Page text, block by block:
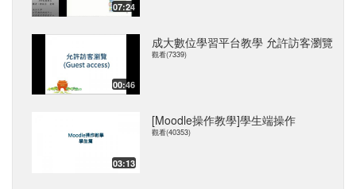
07:24
00:46
成大數位學習平台教學 允許訪客瀏覽
觀看(7339)
03:13
[Moodle操作教學]學生端操作
觀看(40353)